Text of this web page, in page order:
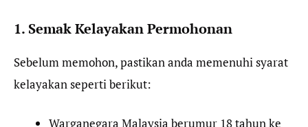
1. Semak Kelayakan Permohonan
Sebelum memohon, pastikan anda memenuhi syarat
kelayakan seperti berikut:
Warganegara Malaysia berumur 18 tahun ke